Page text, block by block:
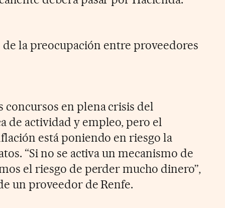
de la preocupación entre proveedores
concursos en plena crisis del
de actividad y empleo, pero el
está poniendo en riesgo la
“Si no se activa un mecanismo de
el riesgo de perder mucho dinero”,
un proveedor de Renfe.